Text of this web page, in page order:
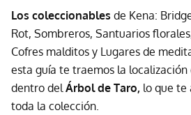
Los coleccionables de Kena:
Rot, Sombreros, Santuarios
Cofres malditos y Lugares de
esta guía te traemos la localización
dentro del Árbol de Taro, lo que te
toda la colección.